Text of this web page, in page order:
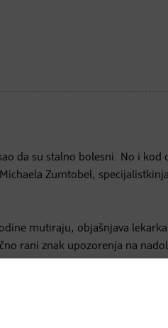
da su stalno bolesni. No i kod
Zumtobel, specijalistkinja
mutiraju, objašnjava
rani znak upozorenja na
u grlu ne